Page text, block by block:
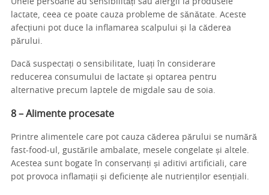
Unele persoane au sensibilități sau alergii la produsele
lactate, ceea ce poate cauza probleme de sănătate. Aceste
afecțiuni pot duce la inflamarea scalpului și la căderea
părului.
Dacă suspectați o sensibilitate, luați în considerare
reducerea consumului de lactate și optarea pentru
alternative precum laptele de migdale sau de soia.
8 – Alimente procesate
Printre alimentele care pot cauza căderea părului se numără
fast-food-ul, gustările ambalate, mesele congelate și altele.
Acestea sunt bogate în conservanți și aditivi artificiali, care
pot provoca inflamații și deficiențe ale nutrienților esențiali.